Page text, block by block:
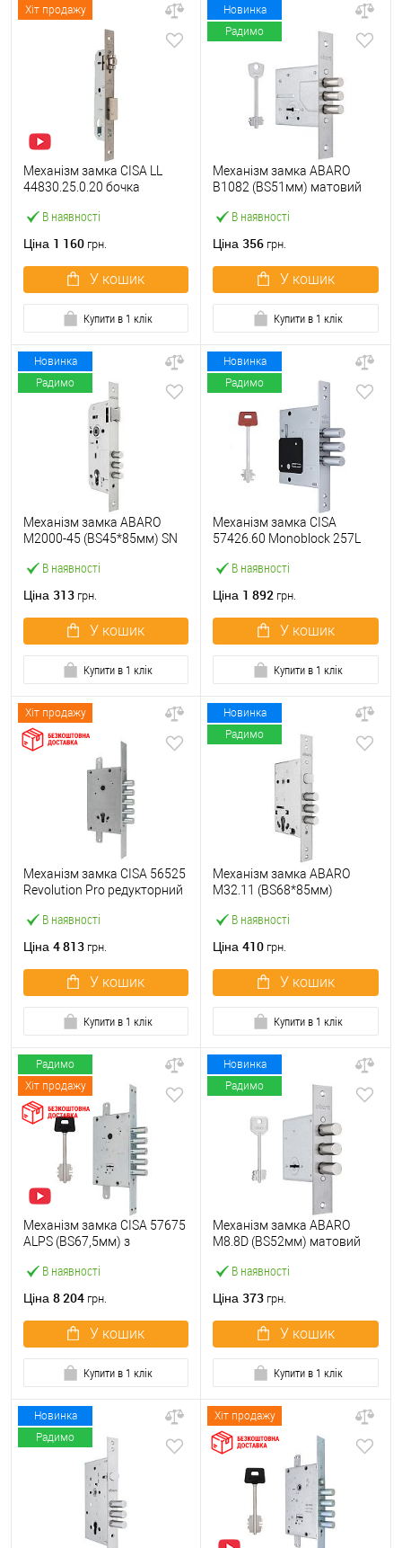
Хіт продажу
В наявності
Механізм замка CISA LL
44830.25.0.20 бочка
нержавіюча сталь
Ціна 1 160 грн.
У кошик
Купити в 1 клік
Новинка
Радимо
В наявності
Механізм замка ABARO
B1082 (BS51мм) матовий
Ціна 356 грн.
У кошик
Купити в 1 клік
Новинка
Радимо
В наявності
Механізм замка ABARO
M2000-45 (BS45*85мм) SN
Ціна 313 грн.
У кошик
Купити в 1 клік
Новинка
Радимо
В наявності
Механізм замка CISA
57426.60 Monoblock 257L
Ціна 1 892 грн.
У кошик
Купити в 1 клік
Хіт продажу
В наявності
Механізм замка CISA 56525
Revolution Pro редукторний
хром матовий
Ціна 4 813 грн.
У кошик
Купити в 1 клік
Новинка
Радимо
В наявності
Механізм замка ABARO
M32.11 (BS68*85мм)
Ціна 410 грн.
У кошик
Купити в 1 клік
Радимо
Хіт продажу
В наявності
Механізм замка CISA 57675
ALPS (BS67,5мм) з
матовий
Ціна 8 204 грн.
У кошик
Купити в 1 клік
Новинка
Радимо
В наявності
Механізм замка ABARO
M8.8D (BS52мм) матовий
Ціна 373 грн.
У кошик
Купити в 1 клік
Новинка
Радимо
Хіт продажу